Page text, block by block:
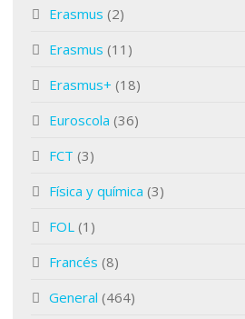
Erasmus (2)
Erasmus (11)
Erasmus+ (18)
Euroscola (36)
FCT (3)
Física y química (3)
FOL (1)
Francés (8)
General (464)